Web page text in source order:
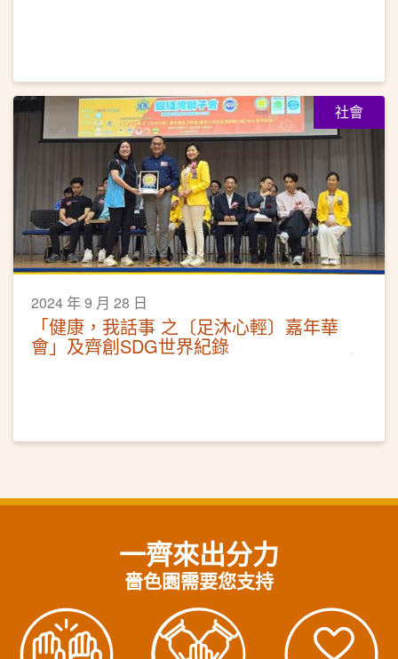
社會
2024 年 9 月 28 日
「健康，我話事 之〔足沐心輕〕嘉年華
會」及齊創SDG世界紀錄
一齊來出分力
嗇色園需要您支持